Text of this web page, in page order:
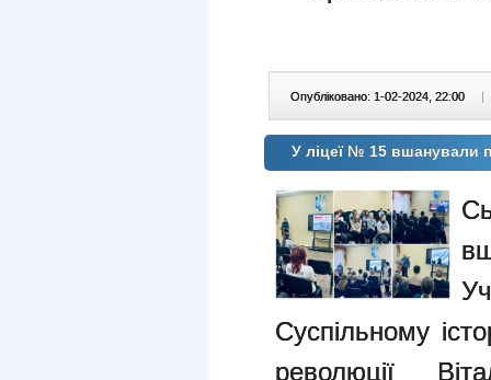
Опубліковано: 1-02-2024, 22:00 |
У ліцеї № 15 вшанували
Суспільному
революції